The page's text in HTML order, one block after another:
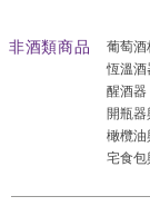
非酒類商品
葡萄酒
恆溫酒
醒酒器
開瓶器
橄欖油
宅食